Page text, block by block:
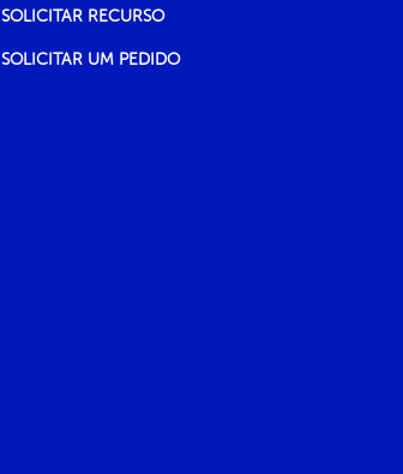
SOLICITAR RECURSO
SOLICITAR UM PEDIDO